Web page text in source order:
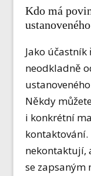
Kdo má
Jako
neodkladně
Někdy
i konkrétní
nekontaktují,
se zapsaným